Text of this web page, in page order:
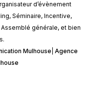
d’évènement
Séminaire, Incentive,
générale, et bien
Mulhouse Agence